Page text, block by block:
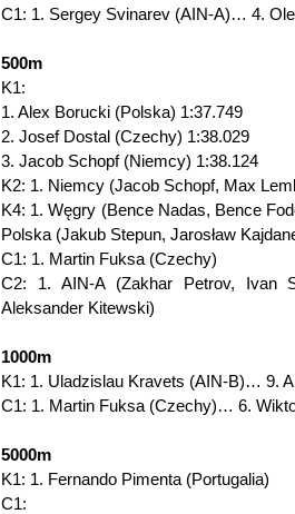
C1: 1. Sergey Svinarev (AIN-A)… 4.
500m
K1:
1. Alex Borucki (Polska) 1:37.749
2. Josef Dostal (Czechy) 1:38.029
3. Jacob Schopf (Niemcy) 1:38.124
K2: 1. Niemcy (Jacob Schopf, Max
K4: 1. Węgry (Bence Nadas, Bence
Polska (Jakub Stepun, Jarosław
C1: 1. Martin Fuksa (Czechy)
C2: 1. AIN-A (Zakhar Petrov, Ivan
Aleksander Kitewski)
1000m
K1: 1. Uladzislau Kravets (AIN-B)… 9.
C1: 1. Martin Fuksa (Czechy)… 6.
5000m
K1: 1. Fernando Pimenta (Portugalia)
C1: